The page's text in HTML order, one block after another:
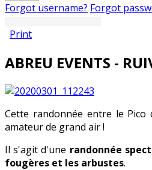
Forgot username? Forgot
Print
ABREU EVENTS -
Cette randonnée entre le
amateur de grand air !
Il s'agit d'une randonnée
fougères et les arbustes.